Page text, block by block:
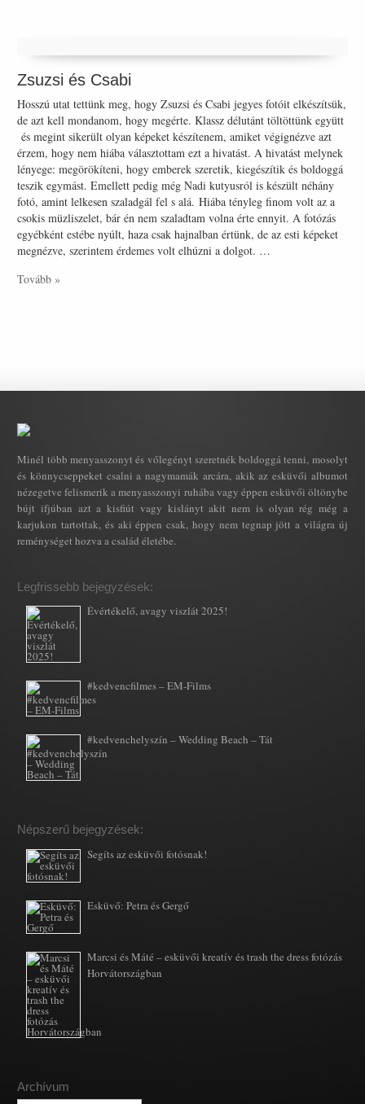
Zsuzsi és Csabi
Hosszú utat tettünk meg, hogy Zsuzsi és Csabi jegyes fotóit elkészítsük,
de azt kell mondanom, hogy megérte. Klassz délutánt töltöttünk együtt
és megint sikerült olyan képeket készítenem, amiket végignézve azt
érzem, hogy nem hiába választottam ezt a hivatást. A hivatást melynek
lényege: megörökíteni, hogy emberek szeretik, kiegészítik és boldoggá
teszik egymást. Emellett pedig még Nadi kutyusról is készült néhány
fotó, amint lelkesen szaladgál fel s alá. Hiába tényleg finom volt az a
csokis müzliszelet, bár én nem szaladtam volna érte ennyit. A fotózás
egyébként estébe nyúlt, haza csak hajnalban értünk, de az esti képeket
megnézve, szerintem érdemes volt elhúzni a dolgot. …
Tovább »
Minél több menyasszonyt és vőlegényt szeretnék boldoggá tenni, mosolyt
és könnycseppeket csalni a nagymamák arcára, akik az esküvői albumot
nézegetve felismerik a menyasszonyi ruhába vagy éppen esküvői öltönybe
bújt ifjúban azt a kisfiút vagy kislányt akit nem is olyan rég még a
karjukon tartottak, és aki éppen csak, hogy nem tegnap jött a világra új
reménységet hozva a család életébe.
Legfrissebb bejegyzések:
Évértékelő, avagy viszlát 2025!
#kedvencfilmes – EM-Films
#kedvenchelyszín – Wedding Beach – Tát
Népszerű bejegyzések:
Segíts az esküvői fotósnak!
Esküvő: Petra és Gergő
Marcsi és Máté – esküvői kreatív és trash the dress fotózás
Horvátországban
Archívum